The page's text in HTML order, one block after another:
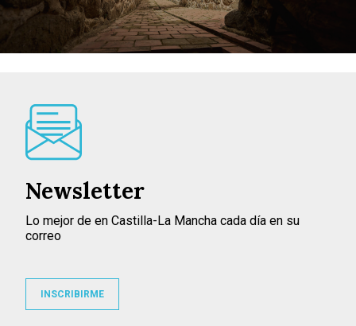
Newsletter
Lo mejor de en Castilla-La Mancha cada día en su
correo
INSCRIBIRME